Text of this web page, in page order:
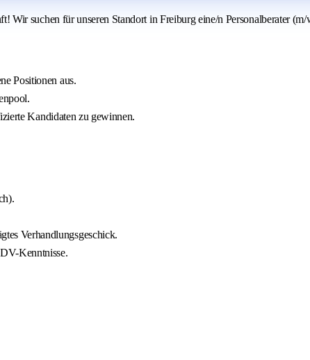
suchen für unseren Standort in Freiburg eine/n Personalberater
Positionen aus.
Kandidaten zu gewinnen.
Verhandlungsgeschick.
Kenntnisse.